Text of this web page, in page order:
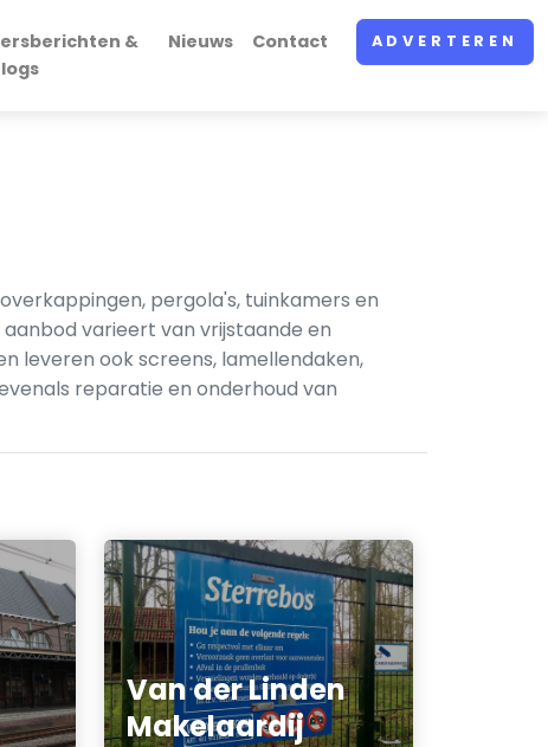
&
Nieuws Contact ADVERTEREN
pergola's, tuinkamers en
varieert van vrijstaande en
leveren ook screens, lamellendaken,
reparatie en onderhoud van
Van der Linden
Makelaardij